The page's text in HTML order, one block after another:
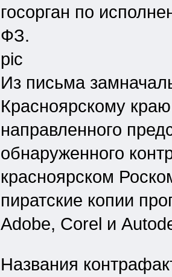
госорган по
ФЗ.
pic
Из письма
Красноярскому
направленного
обнаруженного
красноярском
пиратские копии
Adobe, Corel и
Названия